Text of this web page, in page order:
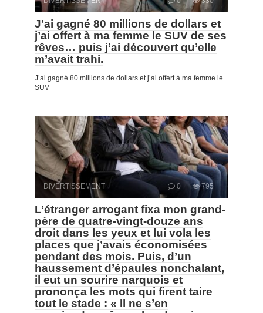
J’ai gagné 80 millions de dollars et
j’ai offert à ma femme le SUV de ses
rêves… puis j’ai découvert qu’elle
m’avait trahi.
J’ai gagné 80 millions de dollars et j’ai offert à ma femme le
SUV
DIVERTISSEMENT 0 795
L’étranger arrogant fixa mon grand-
père de quatre-vingt-douze ans
droit dans les yeux et lui vola les
places que j’avais économisées
pendant des mois. Puis, d’un
haussement d’épaules nonchalant,
il eut un sourire narquois et
prononça les mots qui firent taire
tout le stade : « Il ne s’en